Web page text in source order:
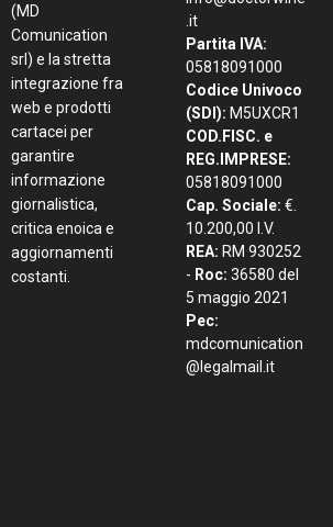
(MD
Comunication
srl) e la stretta
integrazione fra
web e prodotti
cartacei per
garantire
informazione
giornalistica,
critica enoica e
aggiornamenti
costanti.
.it
Partita IVA:
05818091000
Codice Univoco
(SDI): M5UXCR1
COD.FISC. e
REG.IMPRESE:
05818091000
Cap. Sociale: €.
10.200,00 I.V.
REA: RM 930252
- Roc: 36580 del
5 maggio 2021
Pec:
mdcomunication
@legalmail.it